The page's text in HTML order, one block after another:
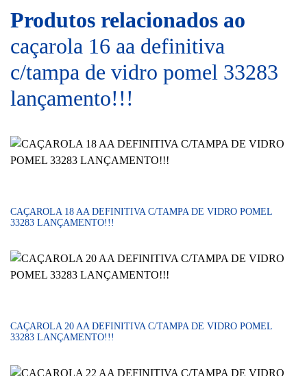
Produtos relacionados ao
caçarola 16 aa definitiva
c/tampa de vidro pomel 33283
lançamento!!!
CAÇAROLA 18 AA DEFINITIVA C/TAMPA DE VIDRO POMEL
33283 LANÇAMENTO!!!
CAÇAROLA 20 AA DEFINITIVA C/TAMPA DE VIDRO POMEL
33283 LANÇAMENTO!!!